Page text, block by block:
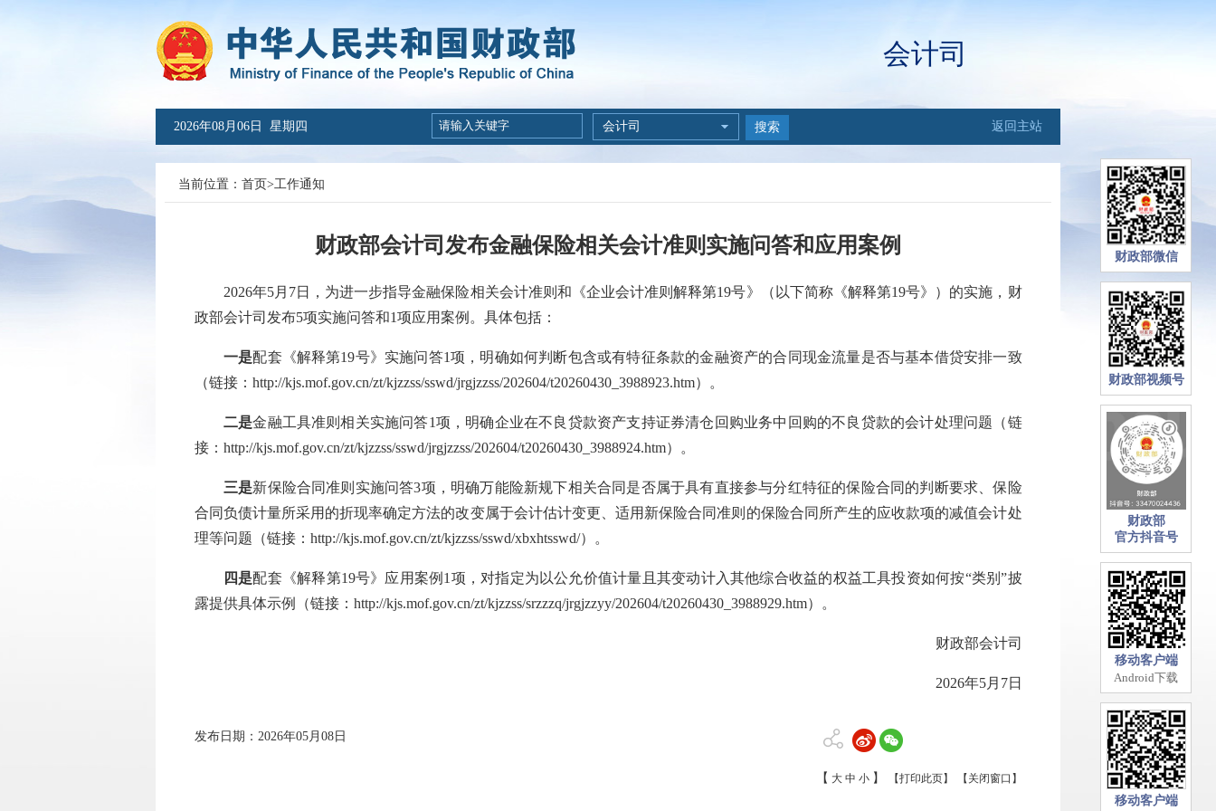
财政部微信
财政部视频号
财政部
官方抖音号
移动客户端
Android下载
移动客户端
会计司
2026年08月06日 星期四 会计司 搜索 返回主站
当前位置： 首页>工作通知
财政部会计司发布金融保险相关会计准则实施问答和应用案例
2026年5月7日，为进一步指导金融保险相关会计准则和《企业会计准则解释第19号》（以下简称《解释第19号》）的实施，财
政部会计司发布5项实施问答和1项应用案例。具体包括：
一是配套《解释第19号》实施问答1项，明确如何判断包含或有特征条款的金融资产的合同现金流量是否与基本借贷安排一致
（链接： http://kjs.mof.gov.cn/zt/kjzzss/sswd/jrgjzzss/202604/t20260430_3988923.htm）。
二是金融工具准则相关实施问答1项，明确企业在不良贷款资产支持证券清仓回购业务中回购的不良贷款的会计处理问题（链
接： http://kjs.mof.gov.cn/zt/kjzzss/sswd/jrgjzzss/202604/t20260430_3988924.htm）。
三是新保险合同准则实施问答3项，明确万能险新规下相关合同是否属于具有直接参与分红特征的保险合同的判断要求、保险
合同负债计量所采用的折现率确定方法的改变属于会计估计变更、适用新保险合同准则的保险合同所产生的应收款项的减值会计处
理等问题（链接： http://kjs.mof.gov.cn/zt/kjzzss/sswd/xbxhtsswd/）。
四是配套《解释第19号》应用案例1项，对指定为以公允价值计量且其变动计入其他综合收益的权益工具投资如何按“类别”披
露提供具体示例（链接： http://kjs.mof.gov.cn/zt/kjzzss/srzzzq/jrgjzzyy/202604/t20260430_3988929.htm）。
财政部会计司
2026年5月7日
发布日期：2026年05月08日
【 大 中 小 】 【打印此页】 【关闭窗口】